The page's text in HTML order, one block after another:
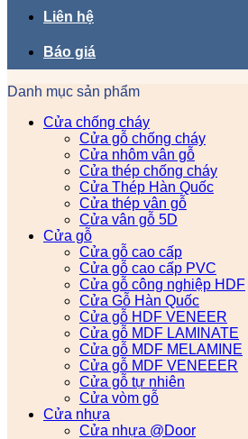
Liên hệ
Báo giá
Danh mục sản phẩm
Cửa chống cháy
Cửa gỗ chống cháy
Cửa nhôm vân gỗ
Cửa thép chống cháy
Cửa Thép Hàn Quốc
Cửa thép vân gỗ
Cửa vân gỗ 5D
Cửa gỗ
Cửa gỗ cao cấp
Cửa gỗ cao cấp PVC
Cửa gỗ công nghiệp HDF
Cửa Gỗ Hàn Quốc
Cửa gỗ HDF VENEER
Cửa gỗ MDF LAMINATE
Cửa gỗ MDF MELAMINE
Cửa gỗ MDF VENEEER
Cửa gỗ tự nhiên
Cửa vòm gỗ
Cửa nhựa
Cửa nhựa @Door